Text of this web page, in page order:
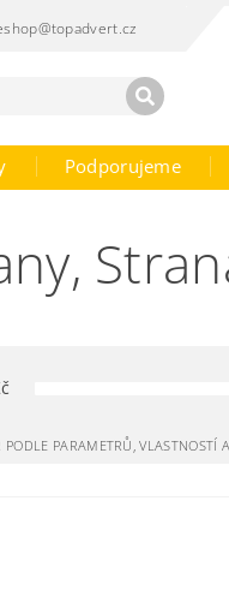
Podporujeme
,
PODLE PARAMETRŮ, VLASTNOSTÍ